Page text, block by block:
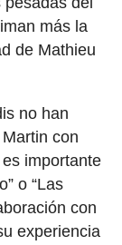
más la
de Mathieu
no han
con
importante
o “Las
con
experiencia